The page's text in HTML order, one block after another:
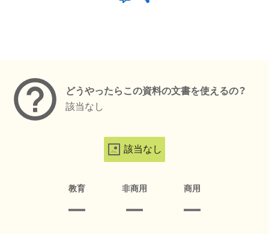
どうやったらこの資料の文書を使えるの？
該当なし
該当なし
教育 非商用 商用